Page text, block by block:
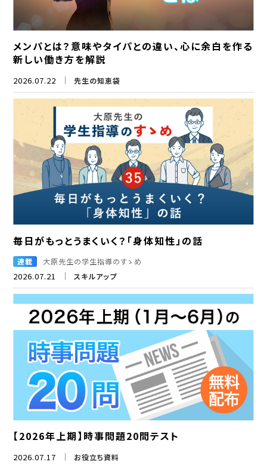
メンパとは？意味やタイパとの違い、心に余白を作る
新しい働き方を解説
2026.07.22 先生の知恵袋
毎日がもっとうまくいく？「身体知性」の話
2026.07.21 スキルアップ
連載 大原先生の学生指導のすゝめ
【2026年上期】時事問題20問テスト
2026.07.17 お役立ち資料